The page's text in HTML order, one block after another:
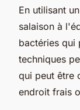
En utilisant
salaison à
bactéries qui
techniques
qui peut être
endroit frais